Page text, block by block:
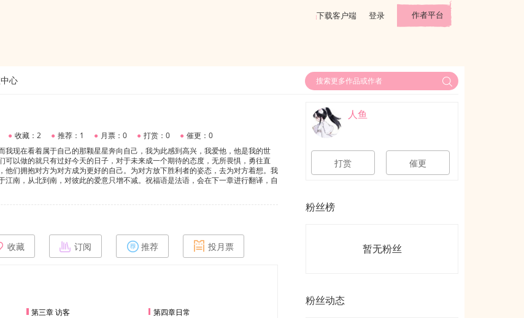
下载客户端 登录 作者平台
心
● 收藏：2 ● 推荐：1 ● 月票：0 ● 打赏：0 ● 催更：0
我现在看着属于自己的那颗星星奔向自己，我为此感到高兴，我爱他，他是我的世
可以做的就只有过好今天的日子，对于未来成一个期待的态度，无所畏惧，勇往直
他们拥抱对方为对方成为更好的自己。为对方放下胜利者的姿态，去为对方着想。我
江南，从北到南，对彼此的爱意只增不减。祝福语是法语，会在下一章进行翻译，自
收藏 订阅 推荐 投月票
第三章 访客 第四章日常
人鱼
打赏 催更
粉丝榜
暂无粉丝
粉丝动态